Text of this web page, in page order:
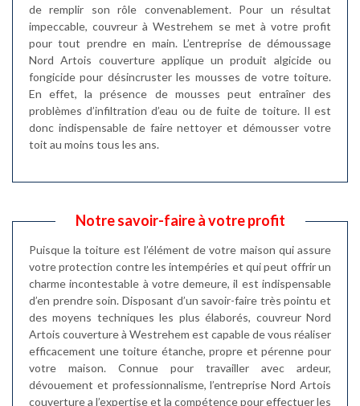
de remplir son rôle convenablement. Pour un résultat
impeccable, couvreur à Westrehem se met à votre profit
pour tout prendre en main. L’entreprise de démoussage
Nord Artois couverture applique un produit algicide ou
fongicide pour désincruster les mousses de votre toiture.
En effet, la présence de mousses peut entraîner des
problèmes d’infiltration d’eau ou de fuite de toiture. Il est
donc indispensable de faire nettoyer et démousser votre
toit au moins tous les ans.
Notre savoir-faire à votre profit
Puisque la toiture est l’élément de votre maison qui assure
votre protection contre les intempéries et qui peut offrir un
charme incontestable à votre demeure, il est indispensable
d’en prendre soin. Disposant d’un savoir-faire très pointu et
des moyens techniques les plus élaborés, couvreur Nord
Artois couverture à Westrehem est capable de vous réaliser
efficacement une toiture étanche, propre et pérenne pour
votre maison. Connue pour travailler avec ardeur,
dévouement et professionnalisme, l’entreprise Nord Artois
couverture a l’expertise et la compétence pour effectuer les